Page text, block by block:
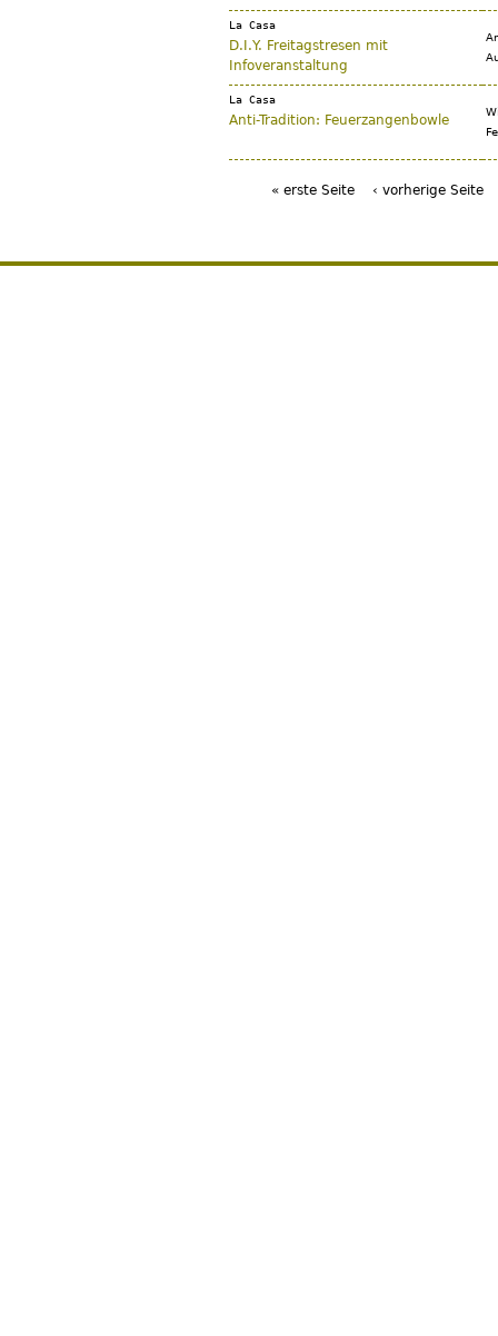
La Casa
D.I.Y. Freitagstresen mit
Infoveranstaltung
La Casa
Anti-Tradition: Feuerzangenbowle
« erste Seite ‹ vorherige Seite